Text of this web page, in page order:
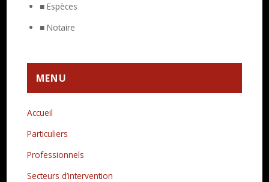
■ Espèces
■ Notaire
MENU
Accueil
Particuliers
Professionnels
Secteurs d’intervention